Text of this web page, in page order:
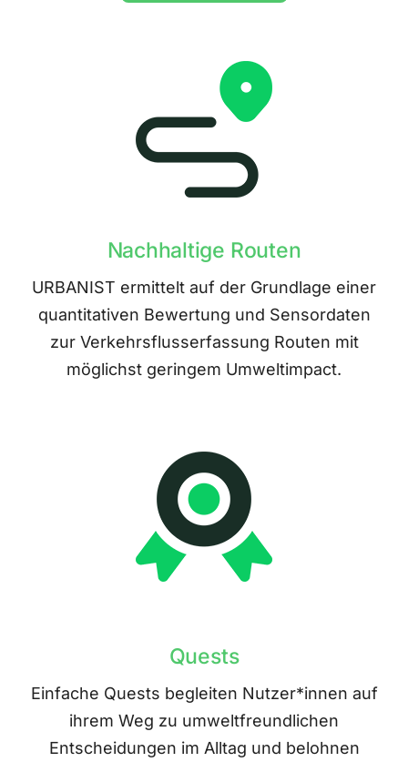
Nachhaltige Routen
URBANIST ermittelt auf der Grundlage einer
quantitativen Bewertung und Sensordaten
zur Verkehrsflusserfassung Routen mit
möglichst geringem Umweltimpact.
Quests
Einfache Quests begleiten Nutzer*innen auf
ihrem Weg zu umweltfreundlichen
Entscheidungen im Alltag und belohnen